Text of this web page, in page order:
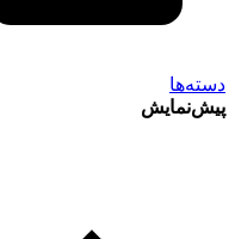
دسته‌ها
پیش‌نمایش